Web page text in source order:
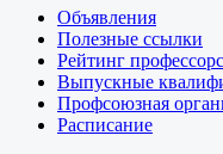
Объявления
Полезные ссылки
Рейтинг
Выпускные
Профсоюзная
Расписание